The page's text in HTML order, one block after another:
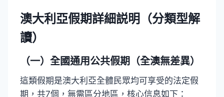
澳大利亞假期詳細説明（分類型解
讀）
（一）全國通用公共假期（全澳無差異）
這類假期是澳大利亞全體民眾均可享受的法定假
期，共7個，無需區分地區，核心信息如下：